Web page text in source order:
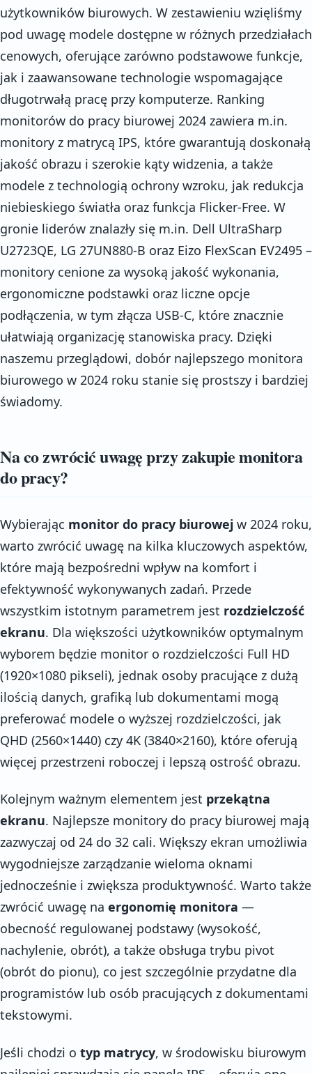
użytkowników biurowych. W zestawieniu wzięliśmy
pod uwagę modele dostępne w różnych przedziałach
cenowych, oferujące zarówno podstawowe funkcje,
jak i zaawansowane technologie wspomagające
długotrwałą pracę przy komputerze. Ranking
monitorów do pracy biurowej 2024 zawiera m.in.
monitory z matrycą IPS, które gwarantują doskonałą
jakość obrazu i szerokie kąty widzenia, a także
modele z technologią ochrony wzroku, jak redukcja
niebieskiego światła oraz funkcja Flicker-Free. W
gronie liderów znalazły się m.in. Dell UltraSharp
U2723QE, LG 27UN880-B oraz Eizo FlexScan EV2495 –
monitory cenione za wysoką jakość wykonania,
ergonomiczne podstawki oraz liczne opcje
podłączenia, w tym złącza USB-C, które znacznie
ułatwiają organizację stanowiska pracy. Dzięki
naszemu przeglądowi, dobór najlepszego monitora
biurowego w 2024 roku stanie się prostszy i bardziej
świadomy.
Na co zwrócić uwagę przy zakupie monitora
do pracy?
Wybierając monitor do pracy biurowej w 2024 roku,
warto zwrócić uwagę na kilka kluczowych aspektów,
które mają bezpośredni wpływ na komfort i
efektywność wykonywanych zadań. Przede
wszystkim istotnym parametrem jest rozdzielczość
ekranu. Dla większości użytkowników optymalnym
wyborem będzie monitor o rozdzielczości Full HD
(1920×1080 pikseli), jednak osoby pracujące z dużą
ilością danych, grafiką lub dokumentami mogą
preferować modele o wyższej rozdzielczości, jak
QHD (2560×1440) czy 4K (3840×2160), które oferują
więcej przestrzeni roboczej i lepszą ostrość obrazu.
Kolejnym ważnym elementem jest przekątna
ekranu. Najlepsze monitory do pracy biurowej mają
zazwyczaj od 24 do 32 cali. Większy ekran umożliwia
wygodniejsze zarządzanie wieloma oknami
jednocześnie i zwiększa produktywność. Warto także
zwrócić uwagę na ergonomię monitora —
obecność regulowanej podstawy (wysokość,
nachylenie, obrót), a także obsługa trybu pivot
(obrót do pionu), co jest szczególnie przydatne dla
programistów lub osób pracujących z dokumentami
tekstowymi.
Jeśli chodzi o typ matrycy, w środowisku biurowym